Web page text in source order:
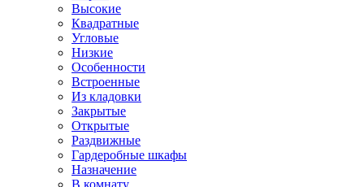
Высокие
Квадратные
Угловые
Низкие
Особенности
Встроенные
Из кладовки
Закрытые
Открытые
Раздвижные
Гардеробные шкафы
Назначение
В комнату